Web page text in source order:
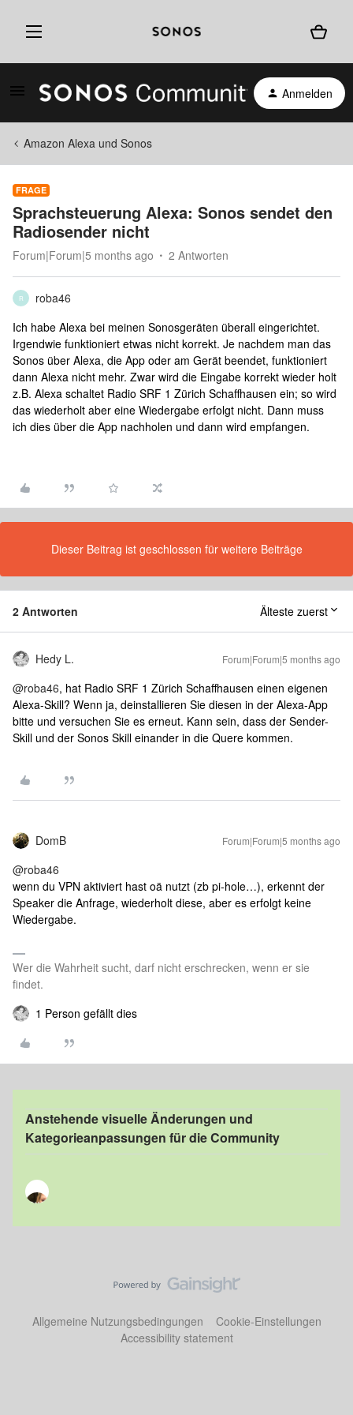
Anmelden
Amazon Alexa und Sonos
FRAGE
Sprachsteuerung Alexa: Sonos sendet den
Radiosender nicht
Forum|Forum|5 months ago 2 Antworten
R
roba46
Ich habe Alexa bei meinen Sonosgeräten überall eingerichtet.
Irgendwie funktioniert etwas nicht korrekt. Je nachdem man das
Sonos über Alexa, die App oder am Gerät beendet, funktioniert
dann Alexa nicht mehr. Zwar wird die Eingabe korrekt wieder holt
z.B. Alexa schaltet Radio SRF 1 Zürich Schaffhausen ein; so wird
das wiederholt aber eine Wiedergabe erfolgt nicht. Dann muss
ich dies über die App nachholen und dann wird empfangen.
Dieser Beitrag ist geschlossen für weitere Beiträge
2 Antworten Älteste zuerst
Hedy L. Forum|Forum|5 months ago
@roba46, hat Radio SRF 1 Zürich Schaffhausen einen eigenen
Alexa-Skill? Wenn ja, deinstallieren Sie diesen in der Alexa-App
bitte und versuchen Sie es erneut. Kann sein, dass der Sender-
Skill und der Sonos Skill einander in die Quere kommen.
DomB Forum|Forum|5 months ago
@roba46
wenn du VPN aktiviert hast oä nutzt (zb pi-hole…), erkennt der
Speaker die Anfrage, wiederholt diese, aber es erfolgt keine
Wiedergabe.
Wer die Wahrheit sucht, darf nicht erschrecken, wenn er sie
findet.
1 Person gefällt dies
Anstehende visuelle Änderungen und
Kategorieanpassungen für die Community
Allgemeine Nutzungsbedingungen
Cookie-Einstellungen
Accessibility statement